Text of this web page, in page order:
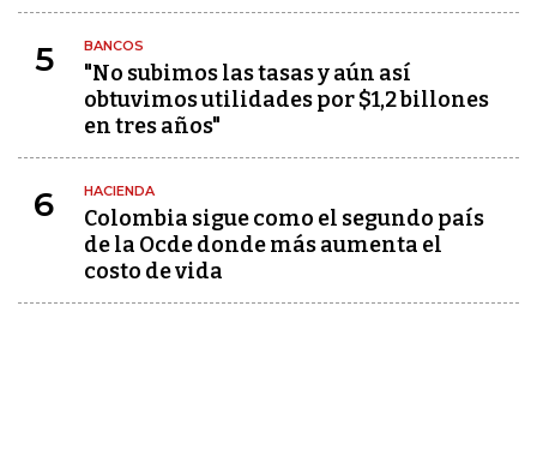
5 BANCOS
"No subimos las tasas y aún así
obtuvimos utilidades por $1,2 billones
en tres años"
6 HACIENDA
Colombia sigue como el segundo país
de la Ocde donde más aumenta el
costo de vida